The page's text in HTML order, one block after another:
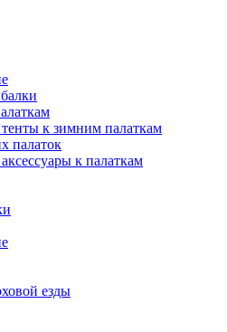
к зимним палаткам
палаток
к палаткам
езды